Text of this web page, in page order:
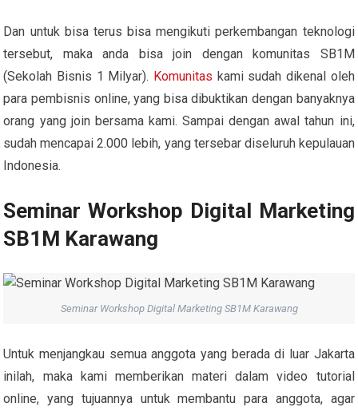
Dan untuk bisa terus bisa mengikuti perkembangan teknologi
tersebut, maka anda bisa join dengan komunitas SB1M
(Sekolah Bisnis 1 Milyar). Komunitas kami sudah dikenal oleh
para pembisnis online, yang bisa dibuktikan dengan banyaknya
orang yang join bersama kami. Sampai dengan awal tahun ini,
sudah mencapai 2.000 lebih, yang tersebar diseluruh kepulauan
Indonesia.
Seminar Workshop Digital Marketing
SB1M Karawang
Seminar Workshop Digital Marketing SB1M Karawang
Untuk menjangkau semua anggota yang berada di luar Jakarta
inilah, maka kami memberikan materi dalam video tutorial
online, yang tujuannya untuk membantu para anggota, agar